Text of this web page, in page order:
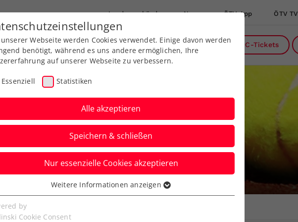
Landesverbände News ÖTV App ÖTV TV
Ausbildung Services Über uns DC-Tickets
Aktuelle News
Webseite werden Cookies verwendet. Einige davon werden
benötigt, während es uns andere ermöglichen, Ihre
auf unserer Webseite zu verbessern.
Essenziell Statistiken
Alle akzeptieren
Speichern & schließen
Nur essenzielle Cookies akzeptieren
Cookies werden für grundlegende Funktionen der
benötigt. Dadurch ist gewährleistet, dass die Webseite
Weitere Informationen anzeigen
by
Cookie Consent